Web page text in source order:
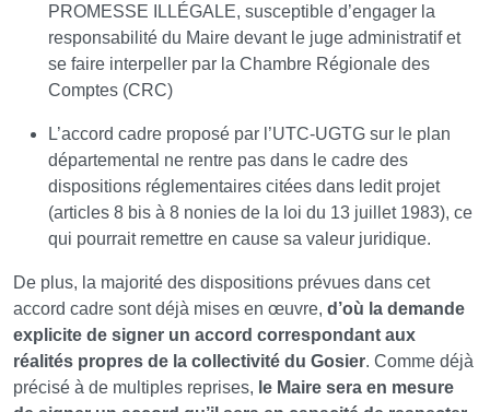
PROMESSE ILLÉGALE, susceptible d’engager la
responsabilité du Maire devant le juge administratif et
se faire interpeller par la Chambre Régionale des
Comptes (CRC)
L’accord cadre proposé par l’UTC-UGTG sur le plan
départemental ne rentre pas dans le cadre des
dispositions réglementaires citées dans ledit projet
(articles 8 bis à 8 nonies de la loi du 13 juillet 1983), ce
qui pourrait remettre en cause sa valeur juridique.
De plus, la majorité des dispositions prévues dans cet
accord cadre sont déjà mises en œuvre, d’où la demande
explicite de signer un accord correspondant aux
réalités propres de la collectivité du Gosier. Comme déjà
précisé à de multiples reprises, le Maire sera en mesure